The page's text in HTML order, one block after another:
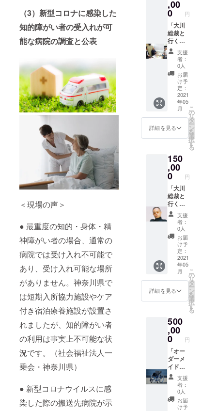
（3）新型コロナに感染した
知的障がい者の受入れが可
能な病院の調査と公表
＜現場の声＞
● 最重度の知的・身体・精
神障がい者の場合、通常の
病院では受け入れ不可能で
あり、受け入れ可能な場所
がありません。神奈川県で
は短期入所協力施設やケア
付き宿泊療養施設が設置さ
れましたが、知的障がい者
の利用は事実上不可能な状
況です。（社会福祉法人一
乗会・神奈川県）
● 新型コロナウイルスに感
染した際の搬送先病院が示
コー
ヒー豆
詰め合
わせギ
フト」
「日本
酒 幻
夜・零
720ml
セット
（枡2個
付き）
引き換
えチ
ケッ
ト」
「大川
興業 お
笑い公
券」
「大川
豊総裁
直筆サ
イン色
紙」
「ポス
トカー
ド3枚
セッ
ト」
,00
0 円
「大川
総裁と
行く障
がい者
施設 見
学ツ
アー
（柊の
郷）」
「大和
野菜詰
め合わ
せ
（大）
」「大
川興業
公演 招
待券」
「大川
豊総裁
直筆サ
イン色
紙」
「美栗
米（精
米）」
「クピ
ドオリ
ジナル
商品ギ
フト」
「遠赤
焙煎
コー
ヒー豆
詰め合
フト」
「東
ティ
モール
産コー
ヒー豆
（大）
」「日
本酒 幻
夜・零
720ml
セット
支援
者：
0人
お届
け予
定：
2021
年05
月
詳細を見る
こ
の
リ
タ
ー
ン
を
選
択
す
る
150
,00
0 円
「大川
総裁と
行く障
がい者
施設 見
学ツ
アー
（クピ
ド・
フェ
ア）」
「大川
興業 お
笑い公
演 招待
券」
豊総裁
直筆サ
イン色
紙」
「美栗
米（精
米）」
「クピ
ドオリ
ジナル
商品ギ
フト」
支援
者：
0人
お届
け予
定：
2021
年05
月
詳細を見る
こ
の
リ
タ
ー
ン
を
選
択
す
る
500
,00
0 円
「オー
ダーメ
イド車
いす
with 大
川総
裁」
「大川
支援
者：
0人
お届
け予